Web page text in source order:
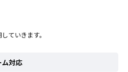
ていきます。
ム対応